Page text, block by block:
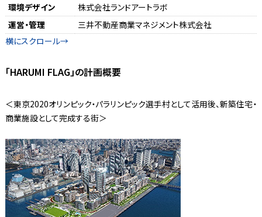
環境デザイン
株式会社ランドアートラボ
運営・管理
三井不動産商業マネジメント株式会社
「HARUMI FLAG」の計画概要
＜東京2020オリンピック・パラリンピック選手村として活用後、新築住宅・
商業施設として完成する街＞